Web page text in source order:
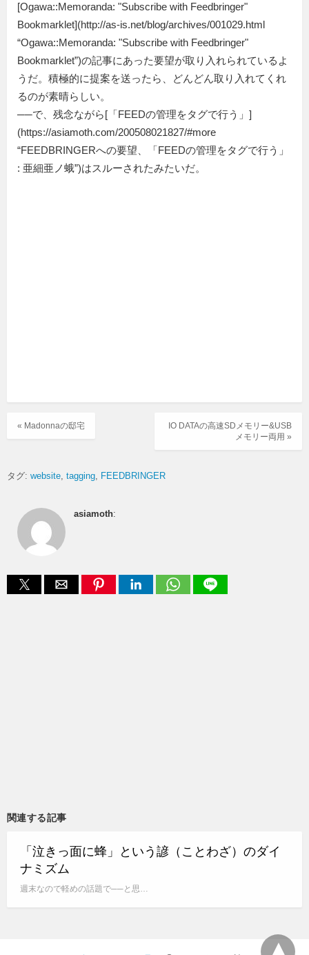
[Ogawa::Memoranda: "Subscribe with Feedbringer"
Bookmarklet](http://as-is.net/blog/archives/001029.html
“Ogawa::Memoranda: "Subscribe with Feedbringer"
Bookmarklet”)の記事にあった要望が取り入れられているよ
うだ。積極的に提案を送ったら、どんどん取り入れてくれ
るのが素晴らしい。
──で、残念ながら[「FEEDの管理をタグで行う」]
(https://asiamoth.com/200508021827/#more
“FEEDBRINGERへの要望、「FEEDの管理をタグで行う」
: 亜細亜ノ蛾”)はスルーされたみたいだ。
IO DATAの高速SDメモリー&USB
メモリー両用 »
« Madonnaの邸宅
タグ: website tagging FEEDBRINGER
asiamoth:
関連する記事
「泣きっ面に蜂」という諺（ことわざ）のダイ
ナミズム
週末なので軽めの話題で──と思…